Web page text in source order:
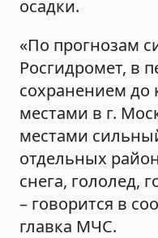
осадки.
«По прогнозам
Росгидромет, в
сохранением до
местами в г.
местами
отдельных
снега, гололед,
– говорится в
главка МЧС.